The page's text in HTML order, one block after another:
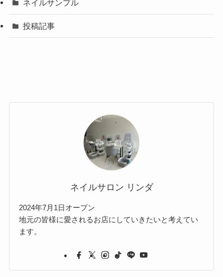
ネイルサンプル
投稿記事
ネイルサロン リンダ
2024年7月1日オープン
地元の皆様に愛されるお店にしていきたいと考えてい
ます。